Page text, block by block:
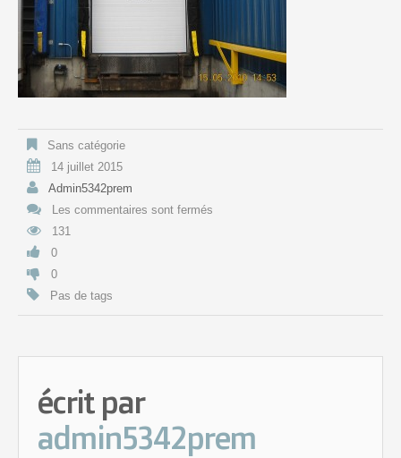
Sans catégorie
14 juillet 2015
Admin5342prem
Les commentaires sont fermés
131
0
0
Pas de tags
écrit par
admin5342prem